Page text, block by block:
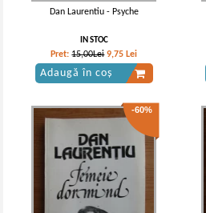
Dan Laurentiu - Psyche
IN STOC
Pret:15,00Lei 9,75 Lei
Adaugă în coș
-60%